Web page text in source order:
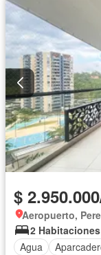
$
Aeropuerto,
2 Habitaciones
Agua